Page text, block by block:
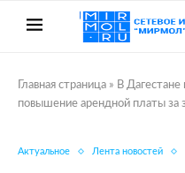
Главная страница » В
повышение арендной платы за
Актуальное Лента новостей